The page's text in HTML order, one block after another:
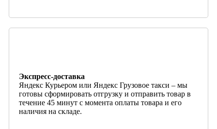
Экспресс-доставка
Яндекс Курьером или Яндекс Грузовое такси – мы
готовы сформировать отгрузку и отправить товар в
течение 45 минут с момента оплаты товара и его
наличия на складе.